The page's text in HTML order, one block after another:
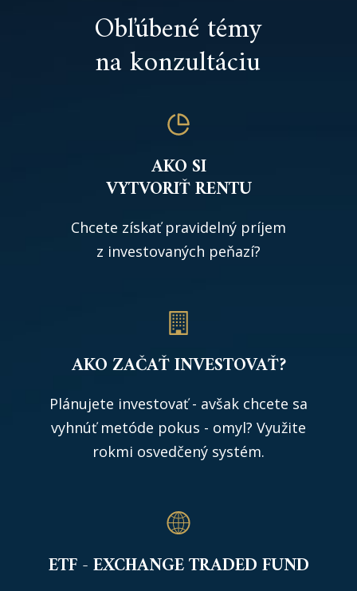
Obľúbené témy
na konzultáciu
AKO SI
VYTVORIŤ RENTU
Chcete získať pravidelný príjem
z investovaných peňazí?
AKO ZAČAŤ INVESTOVAŤ?
Plánujete investovať - avšak chcete sa
vyhnúť metóde pokus - omyl? Využite
rokmi osvedčený systém.
ETF - EXCHANGE TRADED FUND